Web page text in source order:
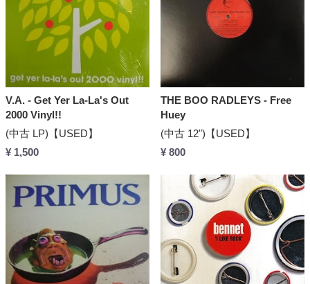
V.A. - Get Yer La-La's Out
2000 Vinyl!!
(中古 LP)【USED】
¥ 1,500
THE BOO RADLEYS - Free
Huey
(中古 12")【USED】
¥ 800